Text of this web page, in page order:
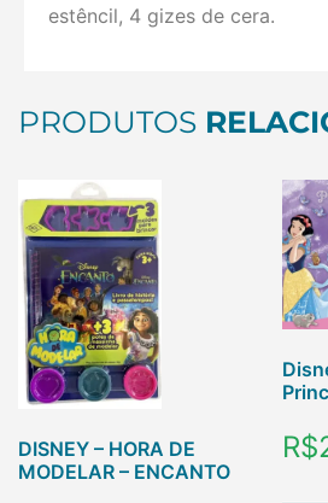
estêncil, 4 gizes de cera.
PRODUTOS
DISNEY – HORA DE
MODELAR – ENCANTO
R$